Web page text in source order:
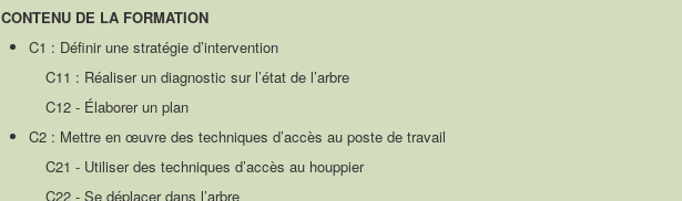
CONTENU DE LA FORMATION
C1 : Définir une stratégie d’intervention
C11 : Réaliser un diagnostic sur l’état de l’arbre
C12 - Élaborer un plan
C2 : Mettre en œuvre des techniques d’accès au poste de travail
C21 - Utiliser des techniques d’accès au houppier
C22 - Se déplacer dans l’arbre